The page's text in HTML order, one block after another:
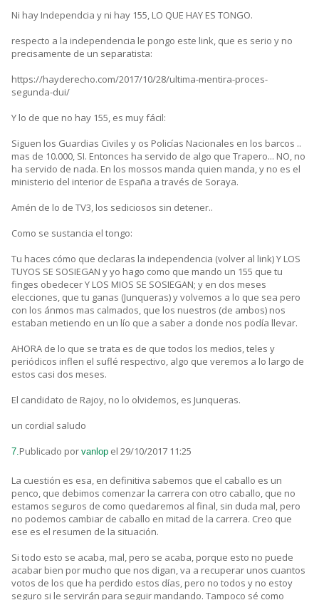
Ni hay Independcia y ni hay 155, LO QUE HAY ES TONGO.
respecto a la independencia le pongo este link, que es serio y no
precisamente de un separatista:
https://hayderecho.com/2017/10/28/ultima-mentira-proces-
segunda-dui/
Y lo de que no hay 155, es muy fácil:
Siguen los Guardias Civiles y os Policías Nacionales en los barcos ..
mas de 10.000, SI. Entonces ha servido de algo que Trapero... NO, no
ha servido de nada. En los mossos manda quien manda, y no es el
ministerio del interior de España a través de Soraya.
Amén de lo de TV3, los sediciosos sin detener..
Como se sustancia el tongo:
Tu haces cómo que declaras la independencia (volver al link) Y LOS
TUYOS SE SOSIEGAN y yo hago como que mando un 155 que tu
finges obedecer Y LOS MIOS SE SOSIEGAN; y en dos meses
elecciones, que tu ganas (Junqueras) y volvemos a lo que sea pero
con los ánmos mas calmados, que los nuestros (de ambos) nos
estaban metiendo en un lío que a saber a donde nos podía llevar.
AHORA de lo que se trata es de que todos los medios, teles y
periódicos inflen el suflé respectivo, algo que veremos a lo largo de
estos casi dos meses.
El candidato de Rajoy, no lo olvidemos, es Junqueras.
un cordial saludo
7.Publicado por vanlop el 29/10/2017 11:25
La cuestión es esa, en definitiva sabemos que el caballo es un
penco, que debimos comenzar la carrera con otro caballo, que no
estamos seguros de como quedaremos al final, sin duda mal, pero
no podemos cambiar de caballo en mitad de la carrera. Creo que
ese es el resumen de la situación.
Si todo esto se acaba, mal, pero se acaba, porque esto no puede
acabar bien por mucho que nos digan, va a recuperar unos cuantos
votos de los que ha perdido estos días, pero no todos y no estoy
seguro si le servirán para seguir mandando. Tampoco sé como